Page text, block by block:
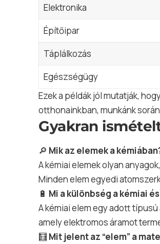
Elektronika
Építőipar
Táplálkozás
Egészségügy
Ezek a példák jól mutatják,
otthonainkban, munkánk
Gyakran
🔎 Mik az elemek a
A kémiai elemek olyan
Minden elem egyedi
🔋 Mi a különbség a kémiai
A kémiai elem egy adott
amely elektromos áramot
🧮 Mit jelent az “elem” a